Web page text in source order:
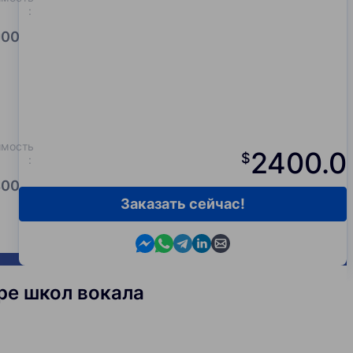
:
:
$2400.0
Contact us in Messenger
Contact us in WhatsApp
Contact us in Telegram
Contact us in Viber
Contact us by email
Заказать сейчас!
школ вокала